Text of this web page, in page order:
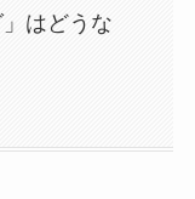
はどうな